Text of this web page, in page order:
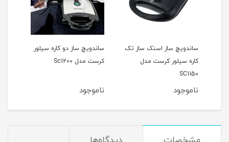
ساندویچ ساز اسنک ساز تک
کاره سیلور کرست مدل
SC1150
ناموجود
ساندویچ ساز دو کاره سیلور
کرست مدل Sc1200
ناموجود